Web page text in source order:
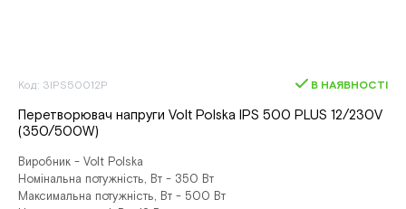
Код: 3IPS50012P В НАЯВНОСТІ
Перетворювач напруги Volt Polska IPS 500 PLUS 12/230V
(350/500W)
Виробник - Volt Polska
Номінальна потужність, Вт - 350 Вт
Максимальна потужність, Вт - 500 Вт